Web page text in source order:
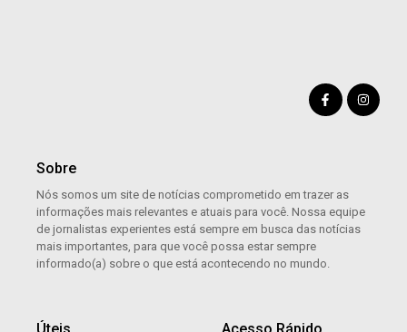
Sobre
Nós somos um site de notícias comprometido em trazer as
informações mais relevantes e atuais para você. Nossa equipe
de jornalistas experientes está sempre em busca das notícias
mais importantes, para que você possa estar sempre
informado(a) sobre o que está acontecendo no mundo.